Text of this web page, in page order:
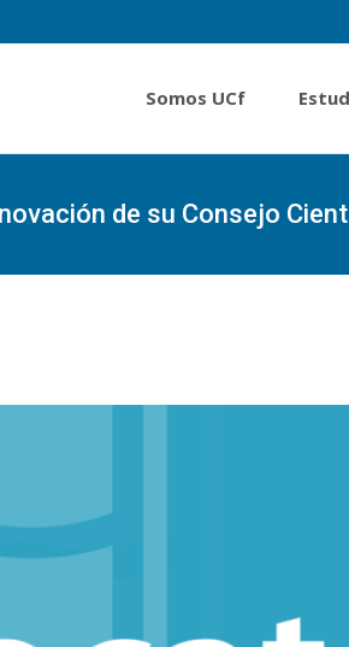
Somos UCf
de su Consejo